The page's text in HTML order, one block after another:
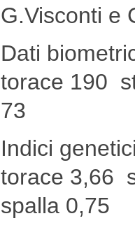
G.Visconti e
Dati
torace 190
73
Indici
torace 3,66
spalla 0,75